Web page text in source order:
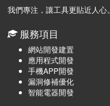
我們專注，讓工具更貼近人心。
服務項目
網站開發建置
應用程式開發
手機APP開發
漏洞修補優化
智能電器開發